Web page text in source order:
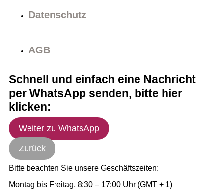
Datenschutz
AGB
Schnell und einfach eine Nachricht
per WhatsApp senden, bitte hier
klicken:
Weiter zu WhatsApp
Zurück
Bitte beachten Sie unsere Geschäftszeiten:
Montag bis Freitag, 8:30 – 17:00 Uhr (GMT + 1)